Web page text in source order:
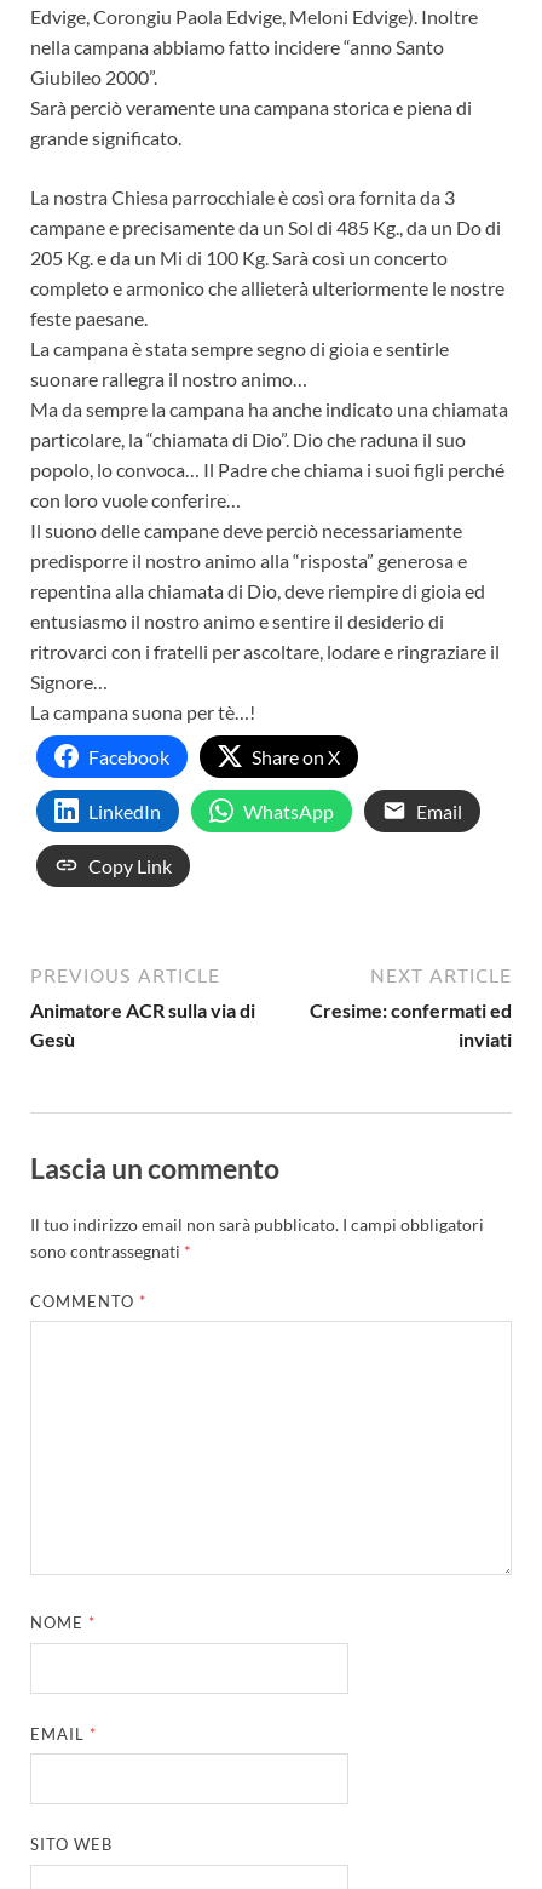
Edvige, Corongiu Paola Edvige, Meloni Edvige). Inoltre
nella campana abbiamo fatto incidere “anno Santo
Giubileo 2000”.
Sarà perciò veramente una campana storica e piena di
grande significato.
La nostra Chiesa parrocchiale è così ora fornita da 3
campane e precisamente da un Sol di 485 Kg., da un Do di
205 Kg. e da un Mi di 100 Kg. Sarà così un concerto
completo e armonico che allieterà ulteriormente le nostre
feste paesane.
La campana è stata sempre segno di gioia e sentirle
suonare rallegra il nostro animo…
Ma da sempre la campana ha anche indicato una chiamata
particolare, la “chiamata di Dio”. Dio che raduna il suo
popolo, lo convoca… Il Padre che chiama i suoi figli perché
con loro vuole conferire…
Il suono delle campane deve perciò necessariamente
predisporre il nostro animo alla “risposta” generosa e
repentina alla chiamata di Dio, deve riempire di gioia ed
entusiasmo il nostro animo e sentire il desiderio di
ritrovarci con i fratelli per ascoltare, lodare e ringraziare il
Signore…
La campana suona per tè…!
Facebook
Share on X
LinkedIn WhatsApp Email
Copy Link
PREVIOUS ARTICLE
Animatore ACR sulla via di
Gesù
NEXT ARTICLE
Cresime: confermati ed
inviati
Lascia un commento
Il tuo indirizzo email non sarà pubblicato. I campi obbligatori
sono contrassegnati *
COMMENTO *
NOME *
EMAIL *
SITO WEB